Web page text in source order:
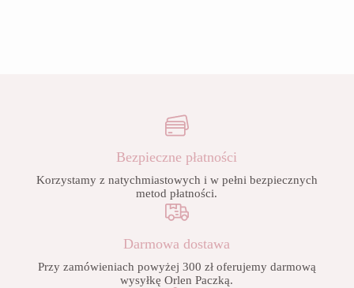
Bezpieczne płatności
Korzystamy z natychmiastowych i w pełni bezpiecznych
metod płatności.
Darmowa dostawa
Przy zamówieniach powyżej 300 zł oferujemy darmową
wysyłkę Orlen Paczką.